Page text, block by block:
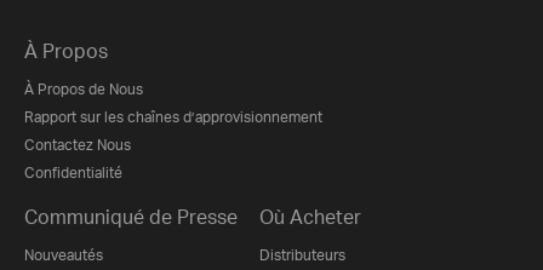
À Propos
À Propos de Nous
Rapport sur les chaînes d’approvisionnement
Contactez Nous
Confidentialité
Communiqué de Presse
Nouveautés
Où Acheter
Distributeurs